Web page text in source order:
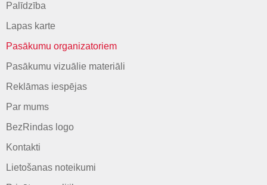
Palīdzība
Lapas karte
Pasākumu organizatoriem
Pasākumu vizuālie materiāli
Reklāmas iespējas
Par mums
BezRindas logo
Kontakti
Lietošanas noteikumi